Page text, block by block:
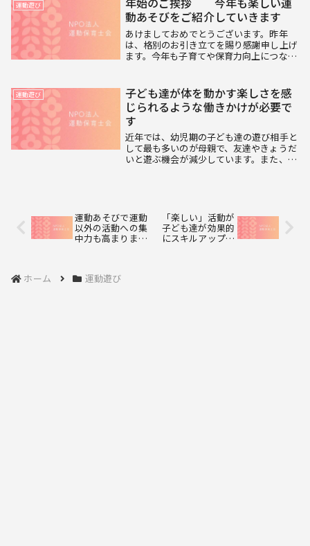
に強化される...
運動遊び
動あそびをご紹介していきます
あけましておめでとうございます。昨年
は、格別のお引き立てを賜り感謝申し上げ
ます。今年も子育てや保育力向上につなが
げます。さて、お正月休みで子ども達の中
にも運動不足で...
運動遊び
子ども達が体を動かす楽しさを感
じられるような働きかけが必要で
す
近年では、幼児期の子ども達の遊び相手と
して最も多いのが母親で、友達やきょうだ
いと遊ぶ機会が減少しています。また、遊
運動あそびで運動
以外の活動への集
中力も高まりま
「楽しい」活動が
子ども達が効果的
にスキルアップで
ホーム
運動遊び